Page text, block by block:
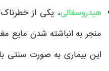
هیدروسفالى، یکی از
منجر به انباشته شدن مایع
این بیماری به صورت سنتی